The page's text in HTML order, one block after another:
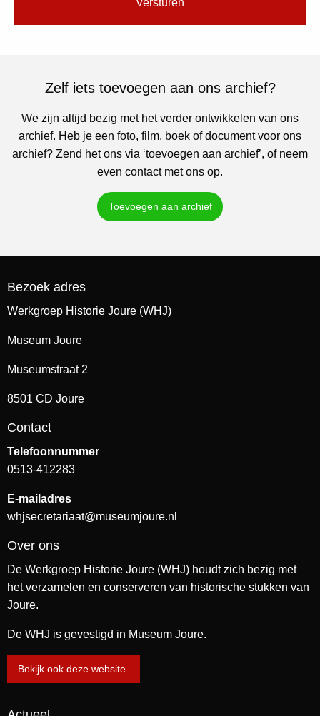
Zelf iets toevoegen aan ons archief?
We zijn altijd bezig met het verder ontwikkelen van ons
archief. Heb je een foto, film, boek of document voor ons
archief? Zend het ons via ‘toevoegen aan archief’, of neem
even contact met ons op.
Toevoegen aan archief
Bezoek adres
Werkgroep Historie Joure (WHJ)
Museum Joure
Museumstraat 2
8501 CD Joure
Contact
Telefoonnummer
0513-412283
E-mailadres
whjsecretariaat@museumjoure.nl
Over ons
De Werkgroep Historie Joure (WHJ) houdt zich bezig met
het verzamelen en conserveren van historische stukken van
Joure.
De WHJ is gevestigd in Museum Joure.
Bekijk ook deze website.